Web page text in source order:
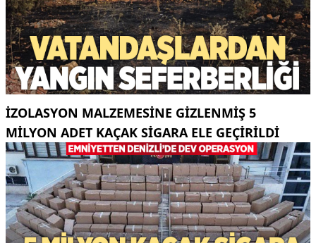
İZOLASYON MALZEMESINE GIZLENMIŞ 5
MILYON ADET KAÇAK SIGARA ELE GEÇIRILDI